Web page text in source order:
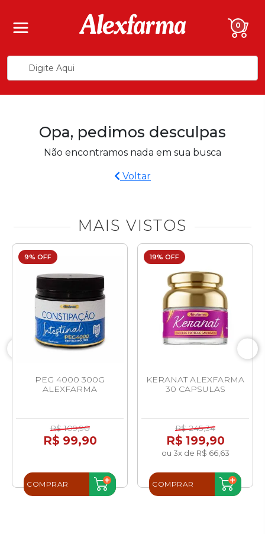
0
Opa, pedimos desculpas
Não encontramos nada em sua busca
Voltar
MAIS VISTOS
9% OFF
PEG 4000 300G
ALEXFARMA
R$ 109,90
R$ 99,90
COMPRAR
19% OFF
KERANAT ALEXFARMA
30 CAPSULAS
R$ 245,34
R$ 199,90
ou 3x de R$ 66,63
COMPRAR